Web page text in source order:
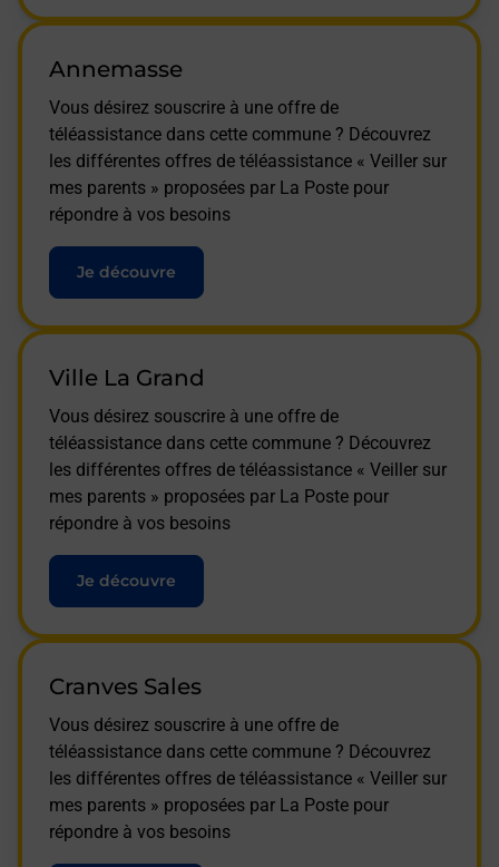
Annemasse
Vous désirez souscrire à une offre de
téléassistance dans cette commune ? Découvrez
les différentes offres de téléassistance « Veiller sur
mes parents » proposées par La Poste pour
répondre à vos besoins
Je découvre
Ville La Grand
Vous désirez souscrire à une offre de
téléassistance dans cette commune ? Découvrez
les différentes offres de téléassistance « Veiller sur
mes parents » proposées par La Poste pour
répondre à vos besoins
Je découvre
Cranves Sales
Vous désirez souscrire à une offre de
téléassistance dans cette commune ? Découvrez
les différentes offres de téléassistance « Veiller sur
mes parents » proposées par La Poste pour
répondre à vos besoins